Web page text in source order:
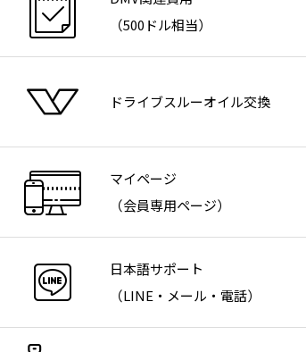
（500ドル相当）
ドライブスルーオイル交換
マイページ
（会員専用ページ）
日本語サポート
（LINE・メール・電話）